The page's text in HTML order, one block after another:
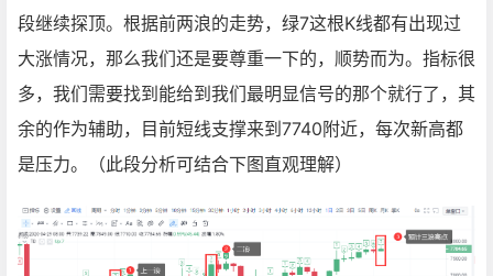
段继续探顶。根据前两浪的走势，绿7这根K线都有出现过
大涨情况，那么我们还是要尊重一下的，顺势而为。指标很
多，我们需要找到能给到我们最明显信号的那个就行了，其
余的作为辅助，目前短线支撑来到7740附近，每次新高都
是压力。（此段分析可结合下图直观理解）